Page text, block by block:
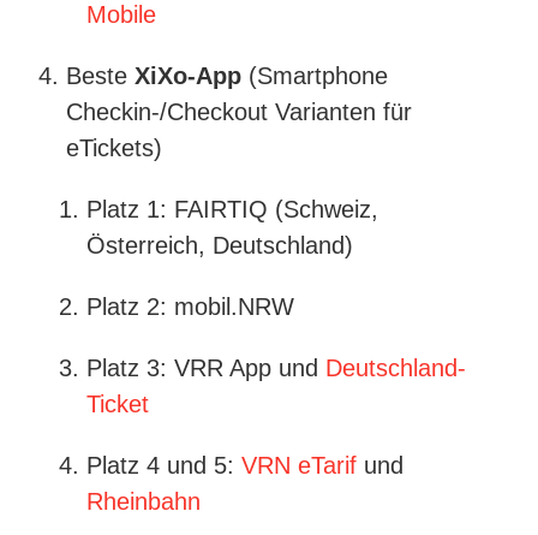
Mobile
Beste XiXo-App (Smartphone
Checkin-/Checkout Varianten für
eTickets)
Platz 1: FAIRTIQ (Schweiz,
Österreich, Deutschland)
Platz 2: mobil.NRW
Platz 3: VRR App und Deutschland-
Ticket
Platz 4 und 5: VRN eTarif und
Rheinbahn